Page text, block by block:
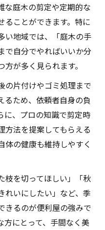
な庭木の剪定や定期的な
ることができます。特に
い地域では、「庭木の手
で自分でやればいいか分
が多く見られます。
の片付けやゴミ処理まで
るため、依頼者自身の負
に、プロの知識で剪定時
方法を提案してもらえる
体の健康も維持しやすく
枝を切ってほしい」「秋
れいにしたい」など、季
きるのが便利屋の強みで
方にとって、手間なく美